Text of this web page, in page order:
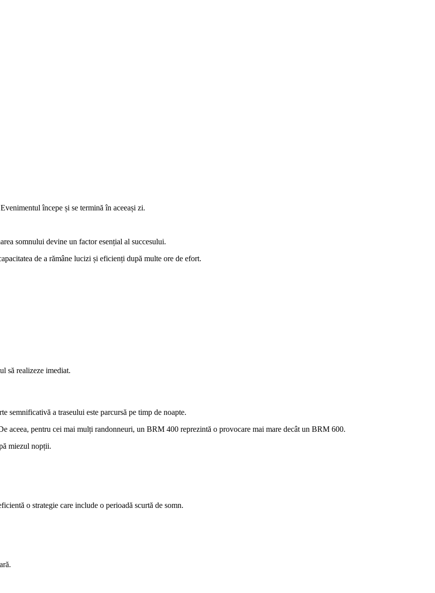
începe și se termină în aceeași zi.
somnului devine un factor esențial al succesului.
de a rămâne lucizi și eficienți după multe ore de efort.
să realizeze imediat.
semnificativă a traseului este parcursă pe timp de noapte.
aceea, pentru cei mai mulți randonneuri, un BRM 400 reprezintă o provocare mai mare decât un BRM 600.
miezul nopții.
o strategie care include o perioadă scurtă de somn.